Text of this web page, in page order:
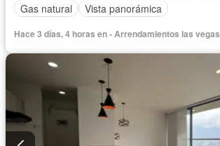
Gas natural
Vista panorámica
Hace 3 días, 4 horas en - Arrendamientos las vegas